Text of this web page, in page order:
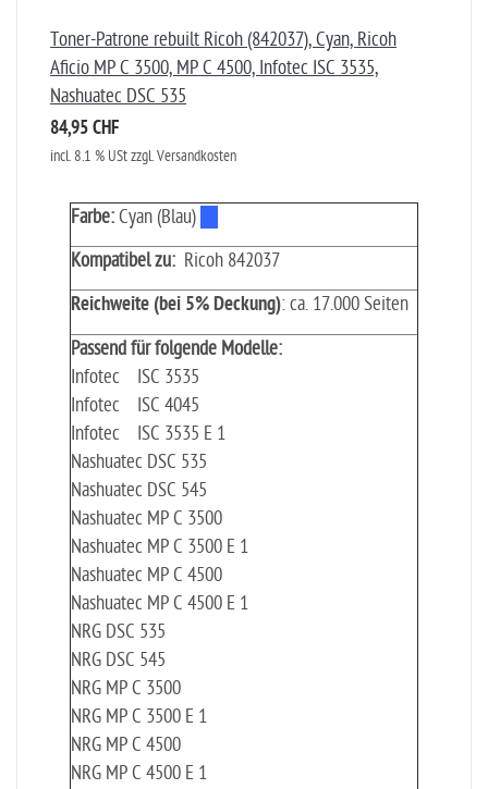
Toner-Patrone rebuilt Ricoh (842037), Cyan, Ricoh
Aficio MP C 3500, MP C 4500, Infotec ISC 3535,
Nashuatec DSC 535
84,95 CHF
incl. 8.1 % USt zzgl. Versandkosten
Farbe:Cyan (Blau)
Kompatibel zu: Ricoh 842037
Reichweite (bei 5% Deckung): ca. 17.000 Seiten
Passend für folgende Modelle:
Infotec ISC 3535
Infotec ISC 4045
Infotec ISC 3535 E 1
Nashuatec DSC 535
Nashuatec DSC 545
Nashuatec MP C 3500
Nashuatec MP C 3500 E 1
Nashuatec MP C 4500
Nashuatec MP C 4500 E 1
NRG DSC 535
NRG DSC 545
NRG MP C 3500
NRG MP C 3500 E 1
NRG MP C 4500
NRG MP C 4500 E 1